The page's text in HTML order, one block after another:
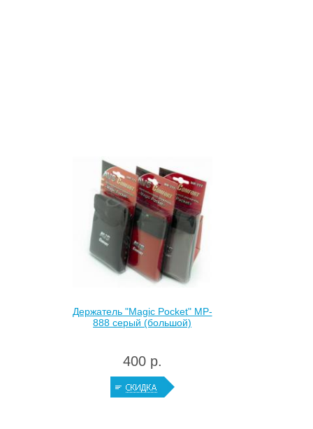
Держатель "Magic Pocket" MP-
888 серый (большой)
400 р.